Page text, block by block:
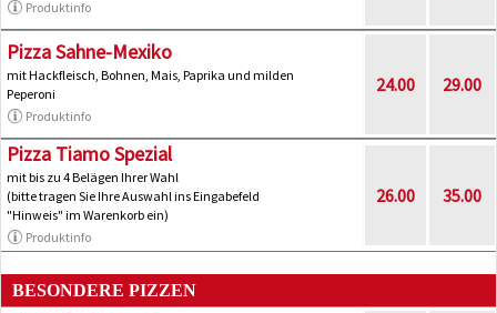
Produktinfo
Pizza Sahne-Mexiko
mit Hackfleisch, Bohnen, Mais, Paprika und milden
Peperoni
Produktinfo
24.00 29.00
Pizza Tiamo Spezial
mit bis zu 4 Belägen Ihrer Wahl
(bitte tragen Sie Ihre Auswahl ins Eingabefeld
"Hinweis" im Warenkorb ein)
Produktinfo
26.00 35.00
BESONDERE PIZZEN